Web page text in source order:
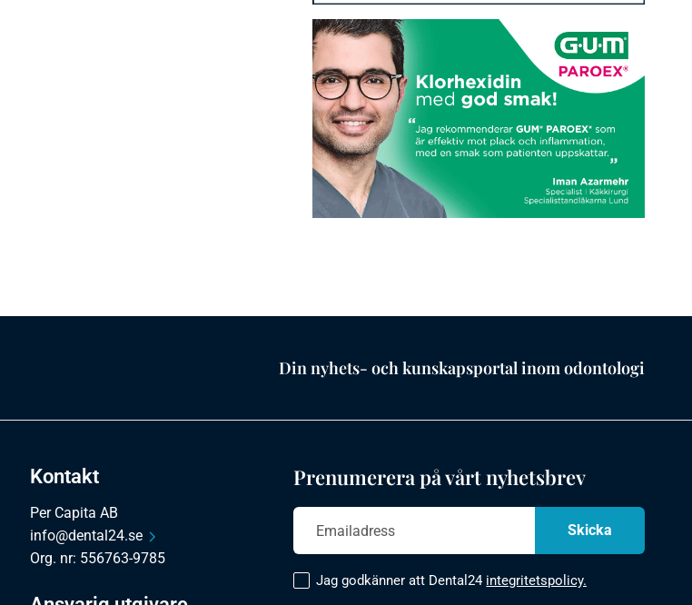
Din nyhets- och kunskapsportal inom odontologi
Kontakt
Per Capita AB
info@dental24.se
Org. nr: 556763-9785
Prenumerera på vårt nyhetsbrev
Jag godkänner att Dental24 integritetspolicy.